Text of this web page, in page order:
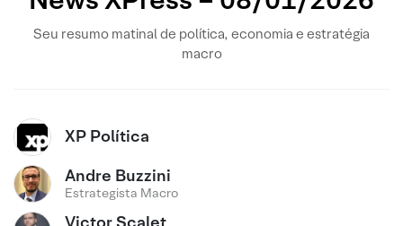
Seu resumo matinal de política, economia e estratégia
macro
XP Política
Andre Buzzini
Estrategista Macro